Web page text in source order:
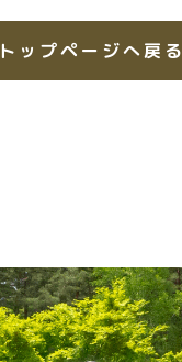
トップページへ戻る